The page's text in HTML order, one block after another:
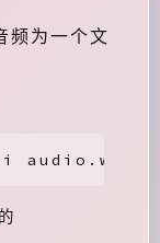
频为一个文
audio.weba